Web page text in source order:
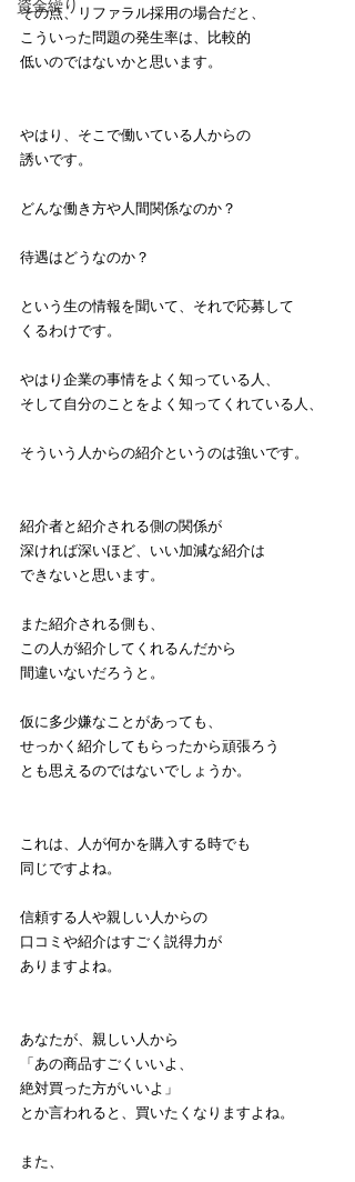
資金繰り
その点、リファラル採用の場合だと、
こういった問題の発生率は、比較的
低いのではないかと思います。
やはり、そこで働いている人からの
誘いです。
どんな働き方や人間関係なのか？
待遇はどうなのか？
という生の情報を聞いて、それで応募して
くるわけです。
やはり企業の事情をよく知っている人、
そして自分のことをよく知ってくれている人、
そういう人からの紹介というのは強いです。
紹介者と紹介される側の関係が
深ければ深いほど、いい加減な紹介は
できないと思います。
また紹介される側も、
この人が紹介してくれるんだから
間違いないだろうと。
仮に多少嫌なことがあっても、
せっかく紹介してもらったから頑張ろう
とも思えるのではないでしょうか。
これは、人が何かを購入する時でも
同じですよね。
信頼する人や親しい人からの
口コミや紹介はすごく説得力が
ありますよね。
あなたが、親しい人から
「あの商品すごくいいよ、
絶対買った方がいいよ」
とか言われると、買いたくなりますよね。
また、